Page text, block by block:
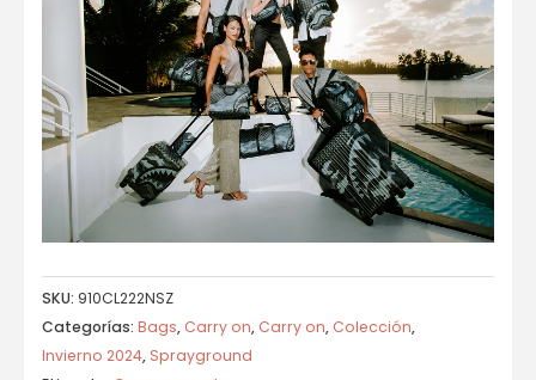
SKU: 910CL222NSZ
Categorías: Bags, Carry on, Carry on, Colección,
Invierno 2024, Sprayground